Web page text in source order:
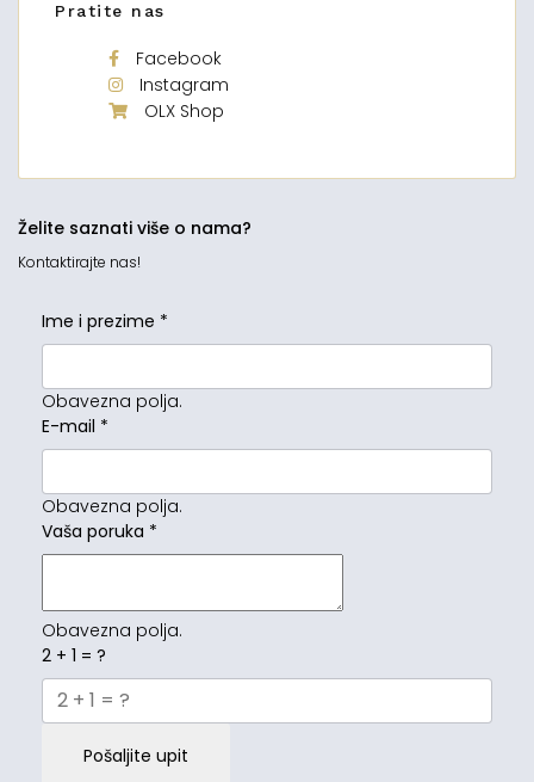
Pratite nas
Facebook
Instagram
OLX Shop
Želite saznati više o nama?
Kontaktirajte nas!
Ime i prezime *
Obavezna polja.
E-mail *
Obavezna polja.
Vaša poruka *
Obavezna polja.
2 + 1 = ?
Pošaljite upit